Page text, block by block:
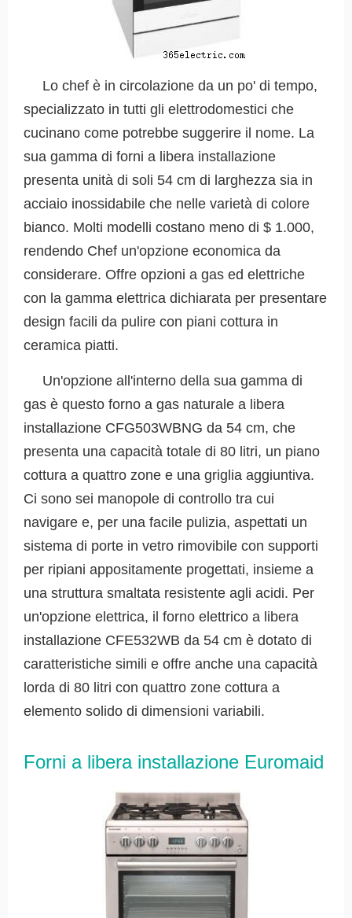
Lo chef è in circolazione da un po' di tempo,
specializzato in tutti gli elettrodomestici che
cucinano come potrebbe suggerire il nome. La
sua gamma di forni a libera installazione
presenta unità di soli 54 cm di larghezza sia in
acciaio inossidabile che nelle varietà di colore
bianco. Molti modelli costano meno di $ 1.000,
rendendo Chef un'opzione economica da
considerare. Offre opzioni a gas ed elettriche
con la gamma elettrica dichiarata per presentare
design facili da pulire con piani cottura in
ceramica piatti.
Un'opzione all'interno della sua gamma di
gas è questo forno a gas naturale a libera
installazione CFG503WBNG da 54 cm, che
presenta una capacità totale di 80 litri, un piano
cottura a quattro zone e una griglia aggiuntiva.
Ci sono sei manopole di controllo tra cui
navigare e, per una facile pulizia, aspettati un
sistema di porte in vetro rimovibile con supporti
per ripiani appositamente progettati, insieme a
una struttura smaltata resistente agli acidi. Per
un'opzione elettrica, il forno elettrico a libera
installazione CFE532WB da 54 cm è dotato di
caratteristiche simili e offre anche una capacità
lorda di 80 litri con quattro zone cottura a
elemento solido di dimensioni variabili.
Forni a libera installazione Euromaid